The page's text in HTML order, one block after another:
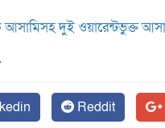
আসামিসহ দুই ওয়ারেন্টভুক্ত
Reddit